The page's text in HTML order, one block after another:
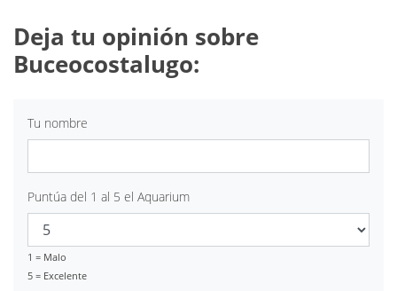
Deja tu opinión sobre
Buceocostalugo:
Tu nombre
Puntúa del 1 al 5 el Aquarium
1 = Malo
5 = Excelente